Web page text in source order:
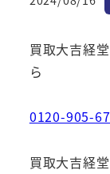
投稿日
買取大吉経
ら
0120-905-
買取大吉経